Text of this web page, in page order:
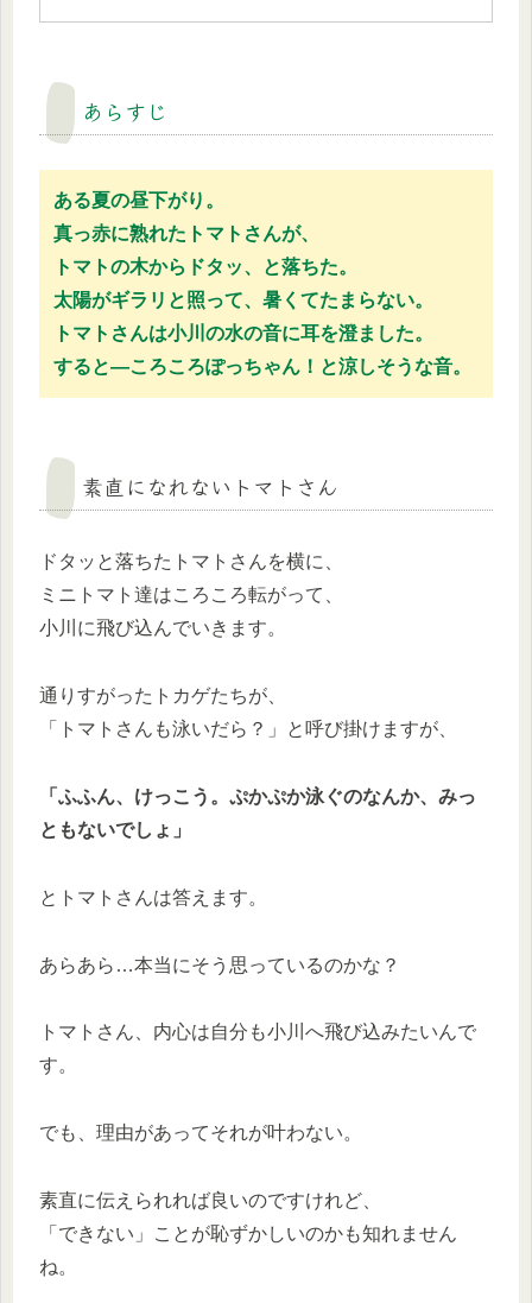
あらすじ
ある夏の昼下がり。
真っ赤に熟れたトマトさんが、
トマトの木からドタッ、と落ちた。
太陽がギラリと照って、暑くてたまらない。
トマトさんは小川の水の音に耳を澄ました。
すると―ころころぽっちゃん！と涼しそうな音。
素直になれないトマトさん
ドタッと落ちたトマトさんを横に、
ミニトマト達はころころ転がって、
小川に飛び込んでいきます。
通りすがったトカゲたちが、
「トマトさんも泳いだら？」と呼び掛けますが、
「ふふん、けっこう。ぷかぷか泳ぐのなんか、みっ
ともないでしょ」
とトマトさんは答えます。
あらあら…本当にそう思っているのかな？
トマトさん、内心は自分も小川へ飛び込みたいんで
す。
でも、理由があってそれが叶わない。
素直に伝えられれば良いのですけれど、
「できない」ことが恥ずかしいのかも知れません
ね。